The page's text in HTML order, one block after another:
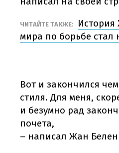
ЧИТАЙТЕ ТАКЖЕ:
мира по борьбе
Вот и закончился
стиля. Для меня,
и безумно рад
почета,
– написал Жан